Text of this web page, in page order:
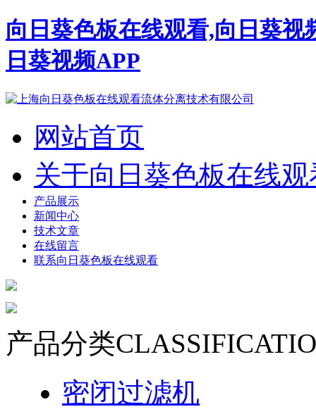
向日葵色板在线观看,向日葵
日葵视频APP
网站首页
关于向日葵色板在线观
产品展示
新闻中心
技术文章
在线留言
联系向日葵色板在线观看
产品分类
密闭过滤机